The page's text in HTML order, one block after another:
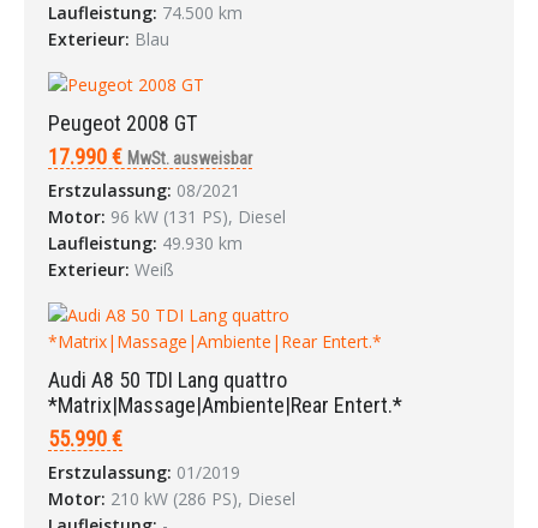
Laufleistung: 74.500 km
Exterieur: Blau
Peugeot 2008 GT
17.990 € MwSt. ausweisbar
Erstzulassung: 08/2021
Motor: 96 kW (131 PS), Diesel
Laufleistung: 49.930 km
Exterieur: Weiß
Audi A8 50 TDI Lang quattro
*Matrix|Massage|Ambiente|Rear Entert.*
55.990 €
Erstzulassung: 01/2019
Motor: 210 kW (286 PS), Diesel